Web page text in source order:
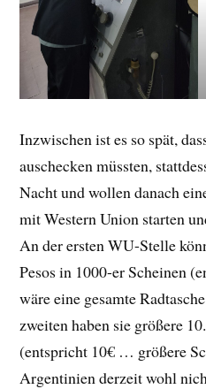
Inzwischen ist es so spät,
auschecken müssten,
Nacht und wollen danach
mit Western Union starten
An der ersten WU-Stelle
Pesos in 1000-er Scheinen
wäre eine gesamte
zweiten haben sie größere
(entspricht 10€ … größere
Argentinien derzeit wohl